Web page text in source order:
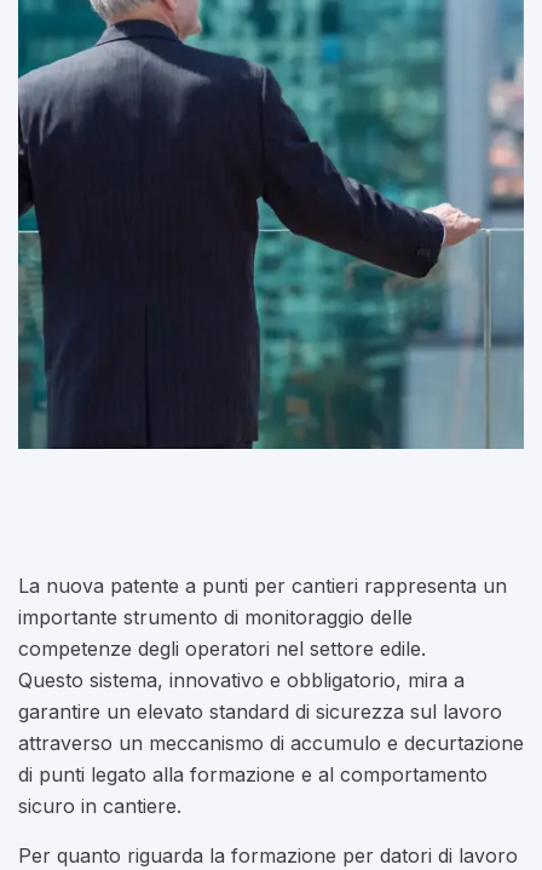
La nuova patente a punti per cantieri rappresenta un
importante strumento di monitoraggio delle
competenze degli operatori nel settore edile.
Questo sistema, innovativo e obbligatorio, mira a
garantire un elevato standard di sicurezza sul lavoro
attraverso un meccanismo di accumulo e decurtazione
di punti legato alla formazione e al comportamento
sicuro in cantiere.
Per quanto riguarda la formazione per datori di lavoro